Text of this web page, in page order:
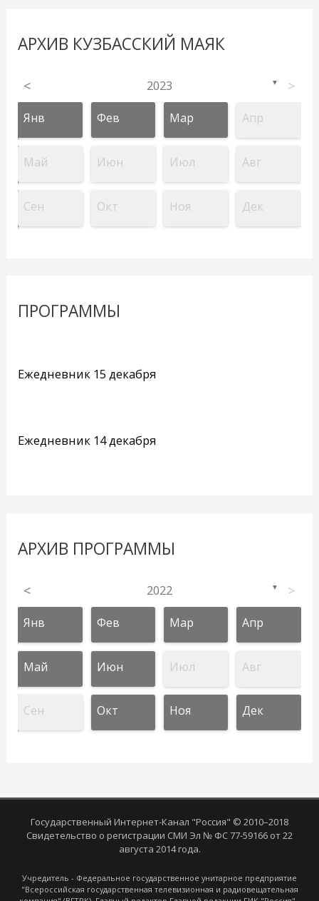
АРХИВ КУЗБАССКИЙ МАЯК
< 2023 ▼ >
Янв Фев Мар Апр
Май Июн Июл Авг
Сен Окт Ноя Дек
ПРОГРАММЫ
Ежедневник 15 декабря
Ежедневник 14 декабря
АРХИВ ПРОГРАММЫ
< 2022 ▼ >
Янв Фев Мар Апр
Май Июн Июл Авг
Сен Окт Ноя Дек
Государственный Интернет-Канал "Россия" © 2010–2018
Свидетельство о регистрации СМИ Эл № ФС 77-59166 от 22
августа 2014 года.
Учредитель - Федеральное государственное унитарное предприятие
"Всероссийская государственная телевизионная и радиовещательная